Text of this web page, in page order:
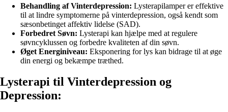
Behandling af Vinterdepression: Lysterapilamper er effektive
til at lindre symptomerne på vinterdepression, også kendt som
sæsonbetinget affektiv lidelse (SAD).
Forbedret Søvn: Lysterapi kan hjælpe med at regulere
søvncyklussen og forbedre kvaliteten af din søvn.
Øget Energiniveau: Eksponering for lys kan bidrage til at øge
din energi og bekæmpe træthed.
Lysterapi til Vinterdepression og
Depression: